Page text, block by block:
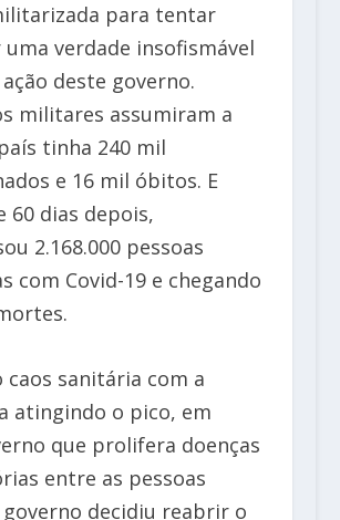
para tentar
uma verdade insofismável
deste governo.
militares assumiram a
tinha 240 mil
e 16 mil óbitos. E
60 dias depois,
2.168.000 pessoas
com Covid-19 e chegando
caos sanitária com a
atingindo o pico, em
que prolifera doenças
entre as pessoas
governo decidiu reabrir o